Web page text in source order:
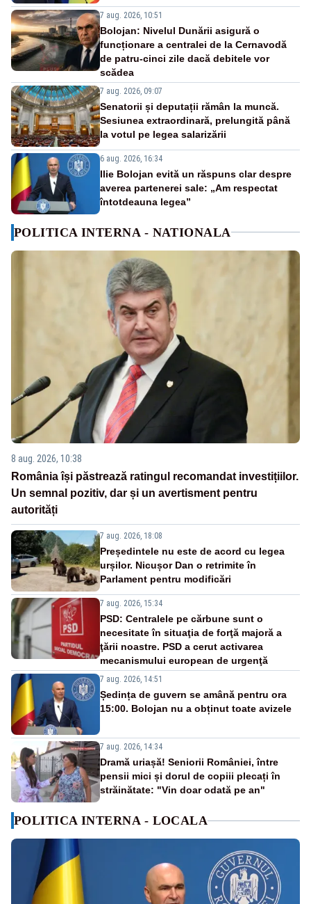
7 aug. 2026, 10:51
Bolojan: Nivelul Dunării asigură o
funcționare a centralei de la Cernavodă
de patru-cinci zile dacă debitele vor
scădea
7 aug. 2026, 09:07
Senatorii și deputații rămân la muncă.
Sesiunea extraordinară, prelungită până
la votul pe legea salarizării
6 aug. 2026, 16:34
Ilie Bolojan evită un răspuns clar despre
averea partenerei sale: „Am respectat
întotdeauna legea”
POLITICA INTERNA - NATIONALA
8 aug. 2026, 10:38
România își păstrează ratingul recomandat investițiilor.
Un semnal pozitiv, dar și un avertisment pentru
autorități
7 aug. 2026, 18:08
Președintele nu este de acord cu legea
urșilor. Nicușor Dan o retrimite în
Parlament pentru modificări
7 aug. 2026, 15:34
PSD: Centralele pe cărbune sunt o
necesitate în situaţia de forţă majoră a
ţării noastre. PSD a cerut activarea
mecanismului european de urgenţă
7 aug. 2026, 14:51
Ședința de guvern se amână pentru ora
15:00. Bolojan nu a obținut toate avizele
7 aug. 2026, 14:34
Dramă uriașă! Seniorii României, între
pensii mici și dorul de copiii plecați în
străinătate: "Vin doar odată pe an"
POLITICA INTERNA - LOCALA